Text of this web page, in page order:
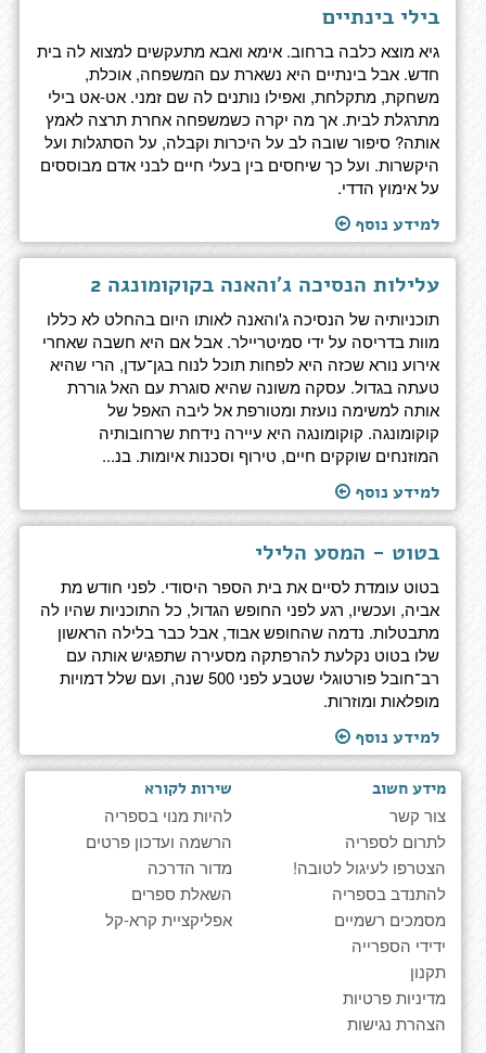
בילי בינתיים
גיא מוצא כלבה ברחוב. אימא ואבא מתעקשים למצוא לה בית
חדש. אבל בינתיים היא נשארת עם המשפחה, אוכלת,
משחקת, מתקלחת, ואפילו נותנים לה שם זמני. אט-אט בילי
מתרגלת לבית. אך מה יקרה כשמשפחה אחרת תרצה לאמץ
אותה? סיפור שובה לב על היכרות וקבלה, על הסתגלות ועל
היקשרות. ועל כך שיחסים בין בעלי חיים לבני אדם מבוססים
על אימוץ הדדי.
למידע נוסף
עלילות הנסיכה ג'והאנה בקוקומונגה 2
תוכניותיה של הנסיכה ג'והאנה לאותו היום בהחלט לא כללו
מוות בדריסה על ידי סמיטריילר. אבל אם היא חשבה שאחרי
אירוע נורא שכזה היא לפחות תוכל לנוח בגן־עדן, הרי שהיא
טעתה בגדול. עסקה משונה שהיא סוגרת עם האל גוררת
אותה למשימה נועזת ומטורפת אל ליבה האפל של
קוקומונגה. קוקומונגה היא עיירה נידחת שרחובותיה
המוזנחים שוקקים חיים, טירוף וסכנות איומות. בנ...
למידע נוסף
בטוט - המסע הלילי
בטוט עומדת לסיים את בית הספר היסודי. לפני חודש מת
אביה, ועכשיו, רגע לפני החופש הגדול, כל התוכניות שהיו לה
מתבטלות. נדמה שהחופש אבוד, אבל כבר בלילה הראשון
שלו בטוט נקלעת להרפתקה מסעירה שתפגיש אותה עם
רב־חובל פורטוגלי שטבע לפני 500 שנה, ועם שלל דמויות
מופלאות ומוזרות.
למידע נוסף
מידע חשוב
צור קשר
לתרום לספריה
הצטרפו לעיגול לטובה!
להתנדב בספריה
מסמכים רשמיים
ידידי הספרייה
תקנון
מדיניות פרטיות
הצהרת נגישות
שירות לקורא
להיות מנוי בספריה
הרשמה ועדכון פרטים
מדור הדרכה
השאלת ספרים
אפליקציית קרא-קל